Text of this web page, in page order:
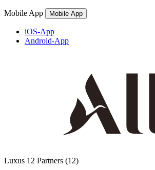
Mobile App Mobile App
iOS-App
Android-App
Luxus 12 Partners (12)